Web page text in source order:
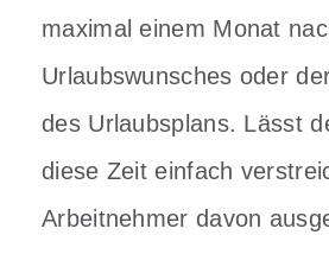
maximal einem Monat
Urlaubswunsches oder
des Urlaubsplans. Lässt
diese Zeit einfach
Arbeitnehmer davon